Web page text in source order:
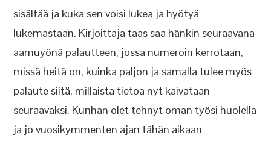
sisältää ja kuka sen voisi lukea ja hyötyä
lukemastaan. Kirjoittaja taas saa hänkin seuraavana
aamuyönä palautteen, jossa numeroin kerrotaan,
missä heitä on, kuinka paljon ja samalla tulee myös
palaute siitä, millaista tietoa nyt kaivataan
seuraavaksi. Kunhan olet tehnyt oman työsi huolella
ja jo vuosikymmenten ajan tähän aikaan